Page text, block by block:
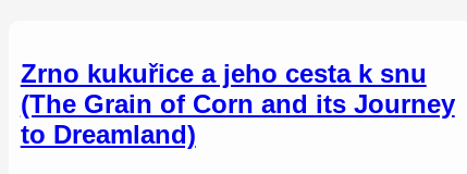
Zrno kukuřice a jeho cesta k snu
(The Grain of Corn and its Journey
to Dreamland)